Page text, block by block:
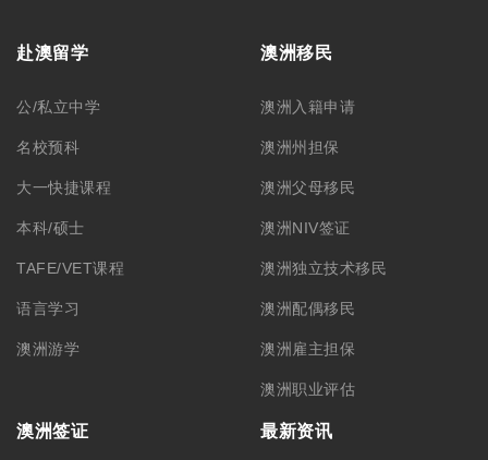
赴澳留学
公/私立中学
名校预科
大一快捷课程
本科/硕士
TAFE/VET课程
语言学习
澳洲游学
澳洲移民
澳洲入籍申请
澳洲州担保
澳洲父母移民
澳洲NIV签证
澳洲独立技术移民
澳洲配偶移民
澳洲雇主担保
澳洲职业评估
澳洲签证 最新资讯